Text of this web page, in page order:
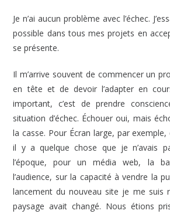
Je n’ai aucun problème avec l’échec.
possible dans tous mes projets en
se présente.
Il m’arrive souvent de commencer un
en tête et de devoir l’adapter en
important, c’est de prendre
situation d’échec. Échouer oui, mais
la casse. Pour Écran large, par exemple,
il y a quelque chose que je n’avais
l’époque, pour un média web, la
l’audience, sur la capacité à vendre la
lancement du nouveau site je me suis
paysage avait changé. Nous étions